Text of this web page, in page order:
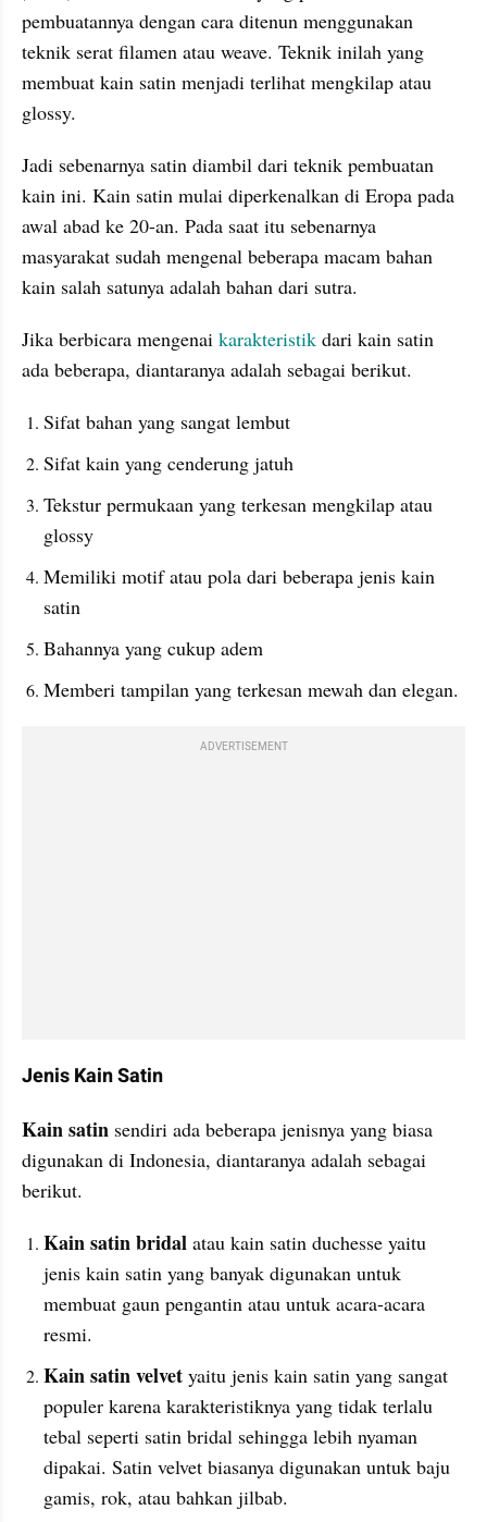
pembuatannya dengan cara ditenun menggunakan
teknik serat filamen atau weave. Teknik inilah yang
membuat kain satin menjadi terlihat mengkilap atau
glossy.
Jadi sebenarnya satin diambil dari teknik pembuatan
kain ini. Kain satin mulai diperkenalkan di Eropa pada
awal abad ke 20-an. Pada saat itu sebenarnya
masyarakat sudah mengenal beberapa macam bahan
kain salah satunya adalah bahan dari sutra.
Jika berbicara mengenai karakteristik dari kain satin
ada beberapa, diantaranya adalah sebagai berikut.
Sifat bahan yang sangat lembut
Sifat kain yang cenderung jatuh
Tekstur permukaan yang terkesan mengkilap atau
glossy
Memiliki motif atau pola dari beberapa jenis kain
satin
Bahannya yang cukup adem
Memberi tampilan yang terkesan mewah dan elegan.
ADVERTISEMENT
Jenis Kain Satin
Kain satin sendiri ada beberapa jenisnya yang biasa
digunakan di Indonesia, diantaranya adalah sebagai
berikut.
Kain satin bridal atau kain satin duchesse yaitu
jenis kain satin yang banyak digunakan untuk
membuat gaun pengantin atau untuk acara-acara
resmi.
Kain satin velvet yaitu jenis kain satin yang sangat
populer karena karakteristiknya yang tidak terlalu
tebal seperti satin bridal sehingga lebih nyaman
dipakai. Satin velvet biasanya digunakan untuk baju
gamis, rok, atau bahkan jilbab.